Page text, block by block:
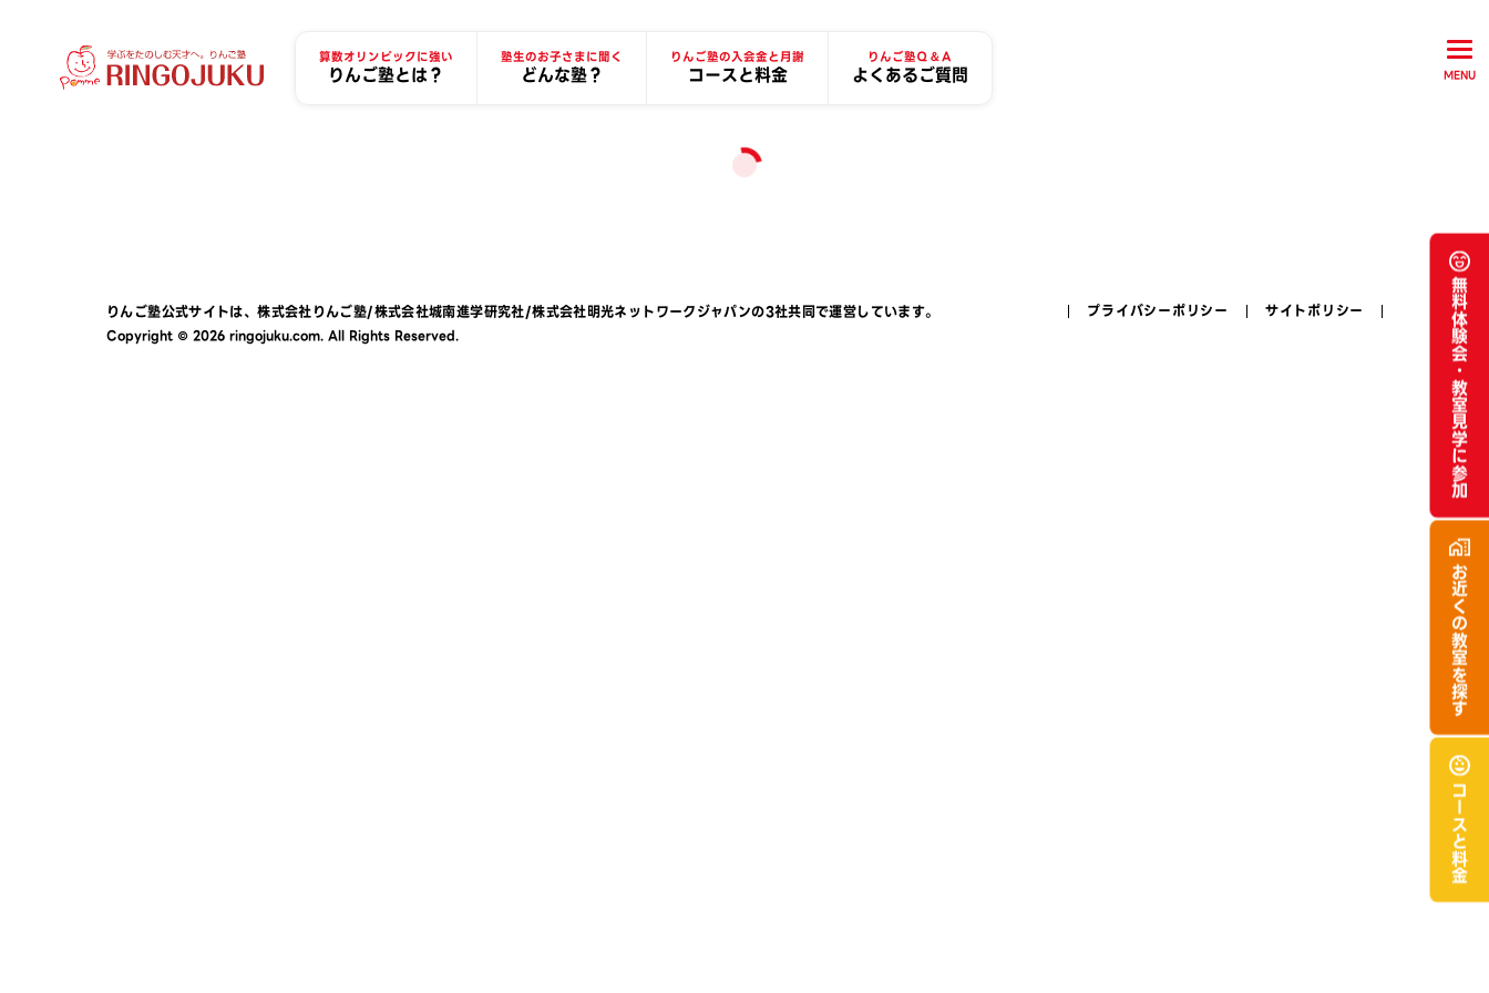
算数オリンピックに強い
りんご塾とは？
塾生のお子さまに聞く
どんな塾？
りんご塾の入会金と月謝
コースと料金
りんご塾Ｑ＆Ａ
よくあるご質問 MENU
無料体験会・
教室見学に参加
お近くの
教室を探す
コースと
料金
プライバシーポリシー サイトポリシー
りんご塾公式サイトは、株式会社りんご塾/株式会社城南進学研究社/株式会社明光ネットワークジャパンの3社共同で運営しています。
Copyright © 2026 ringojuku.com. All Rights Reserved.